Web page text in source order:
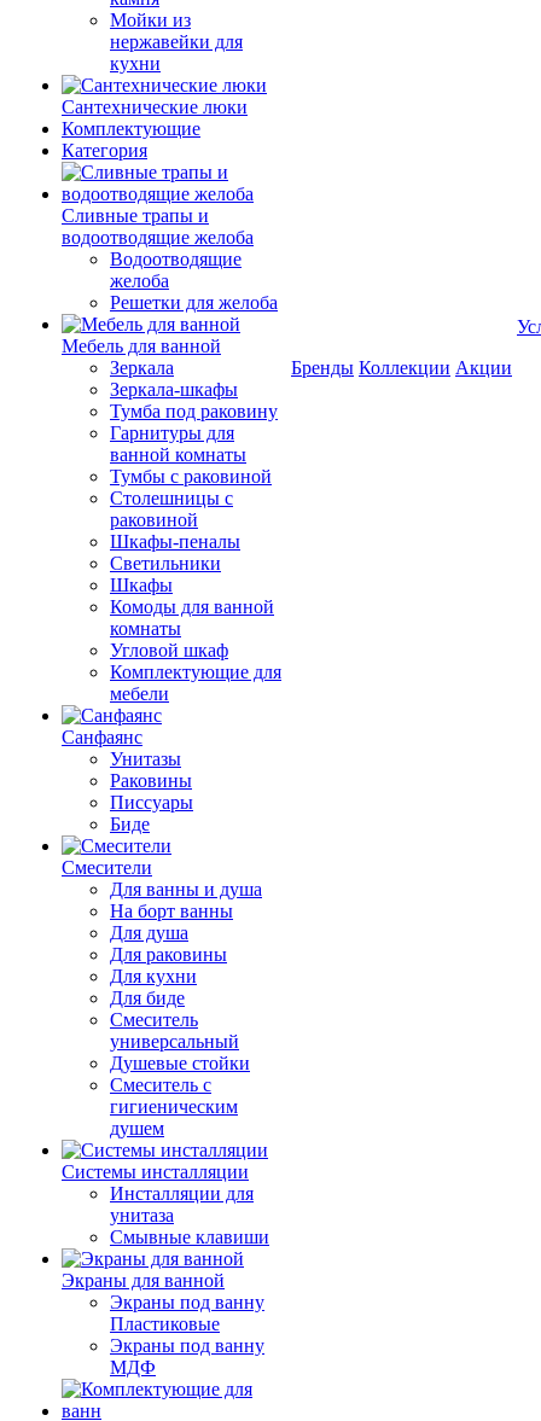
Мойки из
нержавейки для
кухни
Сантехнические люки
Комплектующие
Категория
Cливные трапы и
водоотводящие желоба
Водоотводящие
желоба
Решетки для желоба
Мебель для ванной
Зеркала
Зеркала-шкафы
Тумба под раковину
Гарнитуры для
ванной комнаты
Тумбы с раковиной
Столешницы с
раковиной
Шкафы-пеналы
Светильники
Шкафы
Комоды для ванной
комнаты
Угловой шкаф
Комплектующие для
мебели
Санфаянс
Унитазы
Раковины
Писсуары
Биде
Смесители
Для ванны и душа
На борт ванны
Для душа
Для раковины
Для кухни
Для биде
Смеситель
универсальный
Душевые стойки
Смеситель с
гигиеническим
душем
Системы инсталляции
Инсталляции для
унитаза
Смывные клавиши
Экраны для ванной
Экраны под ванну
Пластиковые
Экраны под ванну
МДФ
Бренды Коллекции Акции